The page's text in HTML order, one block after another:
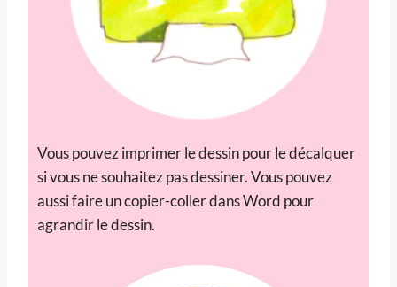
Vous pouvez imprimer le dessin pour le décalquer
si vous ne souhaitez pas dessiner. Vous pouvez
aussi faire un copier-coller dans Word pour
agrandir le dessin.